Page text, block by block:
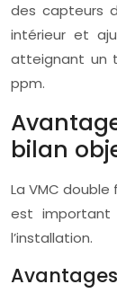
des capteurs
intérieur et
atteignant un
ppm.
bilan
La VMC
est
l’installation.